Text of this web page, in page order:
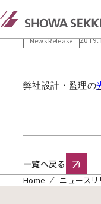
掲載 光市
News Release
弊社設計・監理の
一覧へ戻る
Home ニュースリ